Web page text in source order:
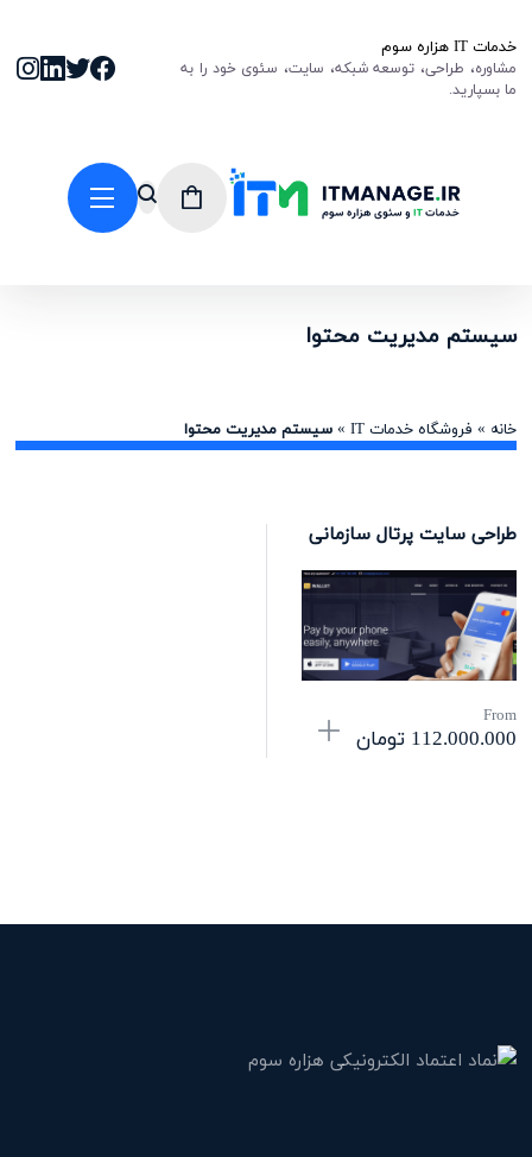
خدمات IT هزاره سوم
مشاوره، طراحی، توسعه شبکه، سایت، سئوی خود را به
ما بسپارید.
سیستم مدیریت محتوا
خانه » فروشگاه خدمات IT »سیستم مدیریت محتوا
طراحی سایت پرتال سازمانی
From
112.000.000 تومان